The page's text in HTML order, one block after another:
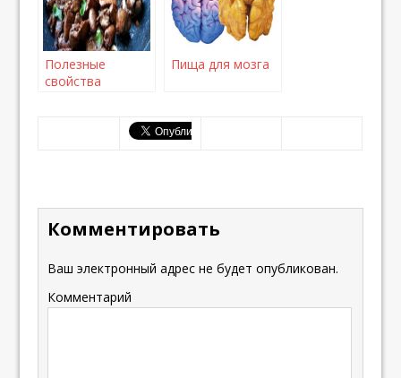
Полезные
свойства
Пища для мозга
Комментировать
Ваш электронный адрес не будет опубликован.
Комментарий